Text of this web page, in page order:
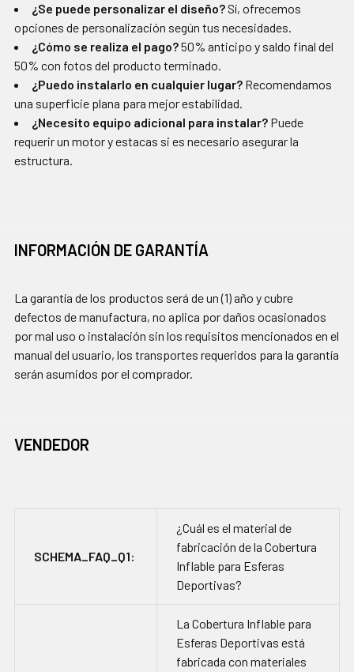
¿Se puede personalizar el diseño? Sí, ofrecemos
opciones de personalización según tus necesidades.
¿Cómo se realiza el pago?50% anticipo y saldo final del
50% con fotos del producto terminado.
¿Puedo instalarlo en cualquier lugar? Recomendamos
una superficie plana para mejor estabilidad.
¿Necesito equipo adicional para instalar? Puede
requerir un motor y estacas si es necesario asegurar la
estructura.
INFORMACIÓN DE GARANTÍA
La garantía de los productos será de un (1) año y cubre
defectos de manufactura, no aplica por daños ocasionados
por mal uso o instalación sin los requisitos mencionados en el
manual del usuario, los transportes requeridos para la garantía
serán asumidos por el comprador.
VENDEDOR
SCHEMA_FAQ_Q1:
¿Cuál es el material de
fabricación de la Cobertura
Inflable para Esferas
Deportivas?
La Cobertura Inflable para
Esferas Deportivas está
fabricada con materiales